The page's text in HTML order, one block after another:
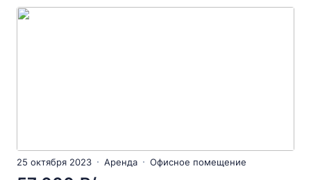
25 октября 2023 Аренда Офисное помещение